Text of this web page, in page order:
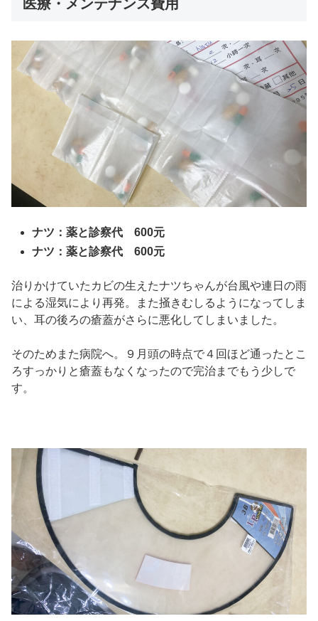
医療・メンテナンス費用
ナツ：薬と診察代 600元
ナツ：薬と診察代 600元
治りかけていたカビの生えたナツちゃんが台風や連日の雨
による湿気により再発。また掻きむしるようになってしま
い、耳の後ろの瘡蓋がさらに悪化してしまいました。
そのためまた病院へ。９月頭の時点で４回ほど通ったとこ
ろすっかりと瘡蓋もなくなったので完治までもう少しで
す。